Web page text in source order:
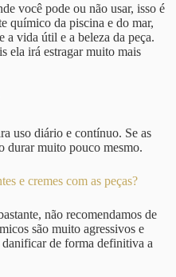
você pode ou não usar, isso é
químico da piscina e do mar,
a vida útil e a beleza da peça.
ela irá estragar muito mais
uso diário e contínuo. Se as
durar muito pouco mesmo.
e cremes com as peças?
não recomendamos de
são muito agressivos e
danificar de forma definitiva a